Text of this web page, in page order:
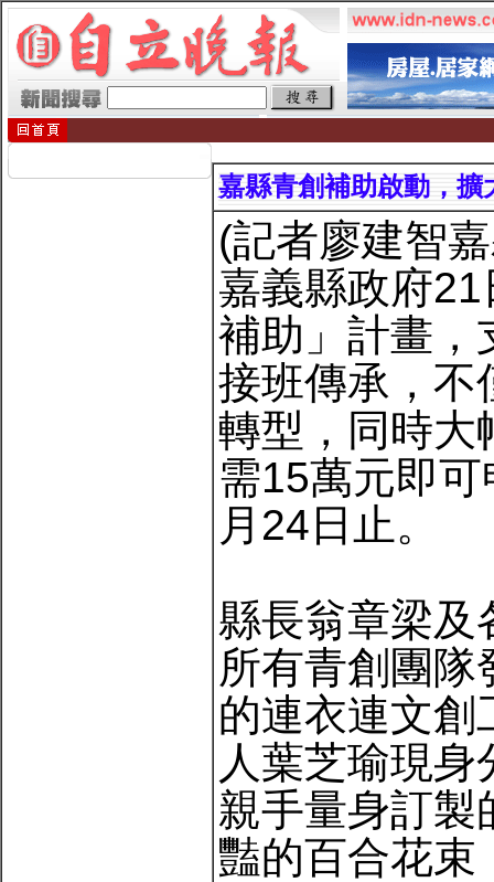
嘉縣青創補助啟動，擴
(記者廖建智
嘉義縣政府
補助」計畫，
接班傳承，不
轉型，同時大
需15萬元即
月24日止。
縣長翁章梁及
所有青創團
的連衣連文創
人葉芝瑜現
親手量身訂製
豔的百合花束